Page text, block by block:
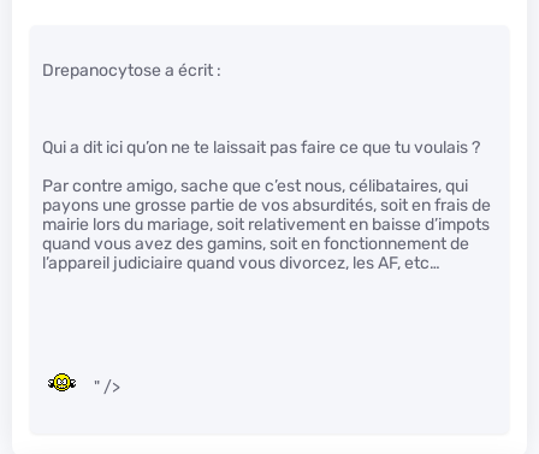
Drepanocytose a écrit :
Qui a dit ici qu’on ne te laissait pas faire ce que tu voulais ?
Par contre amigo, sache que c’est nous, célibataires, qui
payons une grosse partie de vos absurdités, soit en frais de
mairie lors du mariage, soit relativement en baisse d’impots
quand vous avez des gamins, soit en fonctionnement de
l’appareil judiciaire quand vous divorcez, les AF, etc…
" />